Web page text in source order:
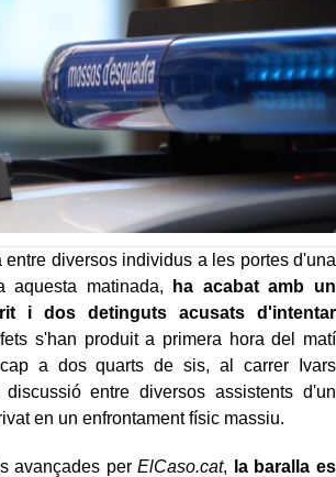
diversos individus a les portes d'una
aquesta matinada, ha acabat amb un
i dos detinguts acusats d'intentar
s'han produit a primera hora del matí
a dos quarts de sis, al carrer Ivars
entre diversos assistents d'un
en un enfrontament físic massiu.
avançades perElCaso.cat, la baralla es